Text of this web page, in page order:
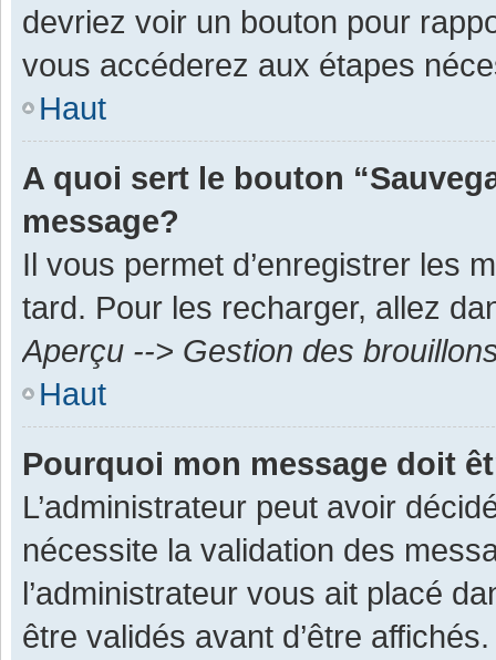
devriez voir un bouton pour
vous accéderez aux étapes
Haut
A quoi sert le bouton
message?
Il vous permet d’enregistrer les
tard. Pour les recharger, allez
Aperçu --> Gestion des
Haut
Pourquoi mon message doit
L’administrateur peut avoir
nécessite la validation des
l’administrateur vous ait placé
être validés avant d’être